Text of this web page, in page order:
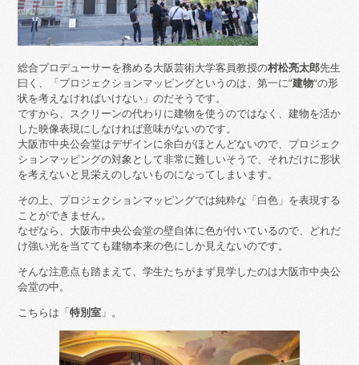
総合プロデューサーを務める大阪芸術大学客員教授の村松亮太郎先生
曰く、「プロジェクションマッピングというのは、第一に”建物“の形
状を考えなければいけない」のだそうです。
ですから、スクリーンの代わりに建物を使うのではなく、建物を活か
した映像表現にしなければ意味がないのです。
大阪市中央公会堂はデザインに余白がほとんどないので、プロジェク
ションマッピングの対象として非常に難しいそうで、それだけに形状
を考えないと見栄えのしないものになってしまいます。
その上、プロジェクションマッピングでは純粋な「白色」を表現する
ことができません。
なぜなら、大阪市中央公会堂の壁自体に色が付いているので、どれだ
け強い光を当てても建物本来の色にしか見えないのです。
そんな注意点も踏まえて、学生たちがまず見学したのは大阪市中央公
会堂の中。
こちらは「特別室 」。